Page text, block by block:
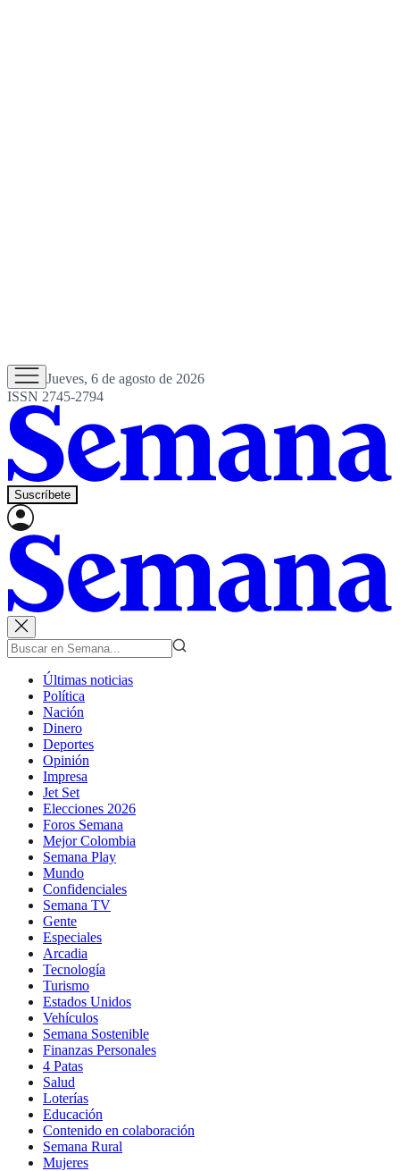
Jueves, 6 de agosto de 2026
ISSN 2745-2794
Suscríbete
Últimas noticias
Política
Nación
Dinero
Deportes
Opinión
Impresa
Jet Set
Elecciones 2026
Foros Semana
Mejor Colombia
Semana Play
Mundo
Confidenciales
Semana TV
Gente
Especiales
Arcadia
Tecnología
Turismo
Estados Unidos
Vehículos
Semana Sostenible
Finanzas Personales
4 Patas
Salud
Loterías
Educación
Contenido en colaboración
Semana Rural
Mujeres